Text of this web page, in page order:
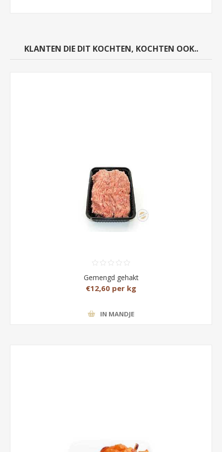
KLANTEN DIE DIT KOCHTEN, KOCHTEN OOK..
Gemengd gehakt
€12,60 per kg
IN MANDJE